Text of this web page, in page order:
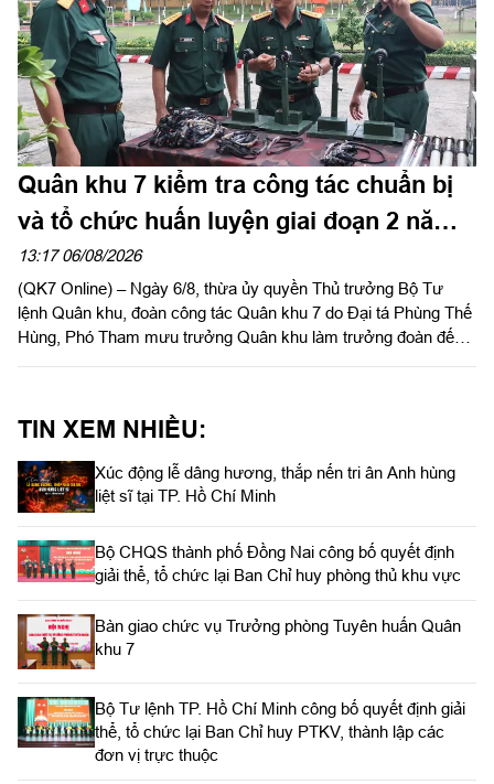
Quân khu 7 kiểm tra công tác chuẩn bị
và tổ chức huấn luyện giai đoạn 2 năm
2026 tại Sư đoàn 309
13:17 06/08/2026
(QK7 Online) – Ngày 6/8, thừa ủy quyền Thủ trưởng Bộ Tư
lệnh Quân khu, đoàn công tác Quân khu 7 do Đại tá Phùng Thế
Hùng, Phó Tham mưu trưởng Quân khu làm trưởng đoàn đến
TIN XEM NHIỀU:
Xúc động lễ dâng hương, thắp nến tri ân Anh hùng
liệt sĩ tại TP. Hồ Chí Minh
Bộ CHQS thành phố Đồng Nai công bố quyết định
giải thể, tổ chức lại Ban Chỉ huy phòng thủ khu vực
Bàn giao chức vụ Trưởng phòng Tuyên huấn Quân
khu 7
Bộ Tư lệnh TP. Hồ Chí Minh công bố quyết định giải
thể, tổ chức lại Ban Chỉ huy PTKV, thành lập các
đơn vị trực thuộc